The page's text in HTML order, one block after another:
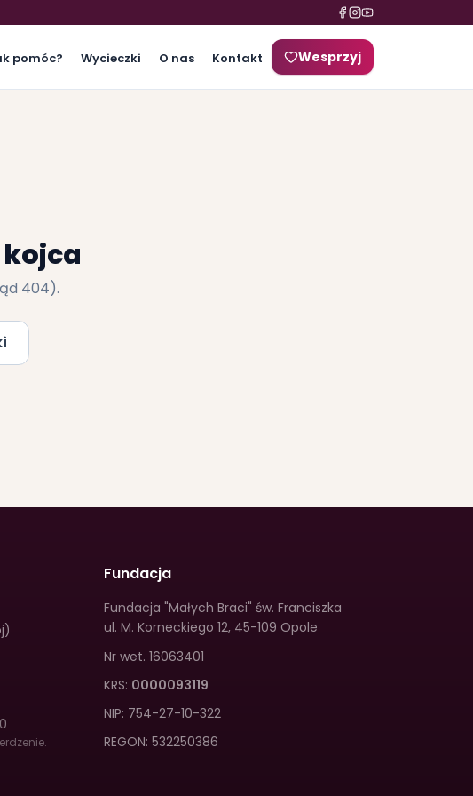
pomóc? Wycieczki O nas Kontakt Wesprzyj
kojca
404).
Fundacja
Fundacja "Małych Braci" św. Franciszka
ul. M. Korneckiego 12, 45-109 Opole
Nr wet. 16063401
KRS: 0000093119
NIP: 754-27-10-322
REGON: 532250386